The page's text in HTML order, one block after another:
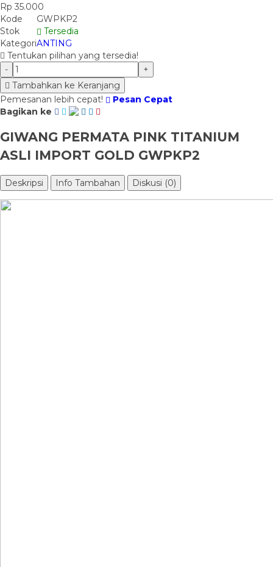
Rp 35.000
Kode
GWPKP2
Stok
Tersedia
KategoriANTING
Tentukan pilihan yang tersedia!
-
+
Tambahkan ke Keranjang
Pemesanan lebih cepat!
Pesan Cepat
Bagikan ke
GIWANG PERMATA PINK TITANIUM
ASLI IMPORT GOLD GWPKP2
Deskripsi Info Tambahan Diskusi (0)